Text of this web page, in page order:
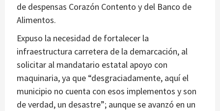
de despensas Corazón Contento y del Banco de
Alimentos.
Expuso la necesidad de fortalecer la
infraestructura carretera de la demarcación, al
solicitar al mandatario estatal apoyo con
maquinaria, ya que “desgraciadamente, aquí el
municipio no cuenta con esos implementos y son
de verdad, un desastre”; aunque se avanzó en un